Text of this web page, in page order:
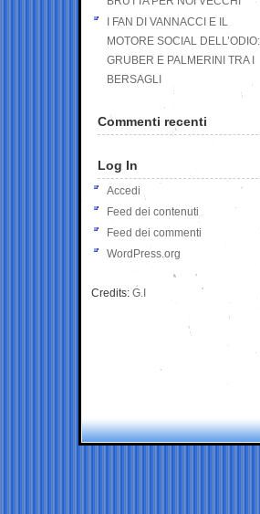
I FAN DI VANNACCI E IL
MOTORE SOCIAL DELL’ODIO:
GRUBER E PALMERINI TRA I
BERSAGLI
Commenti recenti
Log In
Accedi
Feed dei contenuti
Feed dei commenti
WordPress.org
Credits: G.I